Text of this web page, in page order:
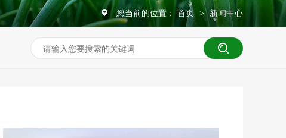
您当前的位置： 首页 > 新闻中心